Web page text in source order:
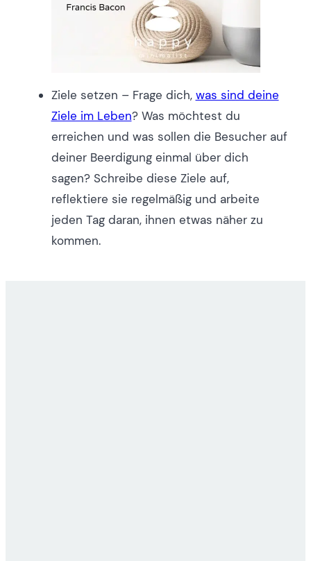
Ziele setzen – Frage dich, was sind deine
Ziele im Leben? Was möchtest du
erreichen und was sollen die Besucher auf
deiner Beerdigung einmal über dich
sagen? Schreibe diese Ziele auf,
reflektiere sie regelmäßig und arbeite
jeden Tag daran, ihnen etwas näher zu
kommen.